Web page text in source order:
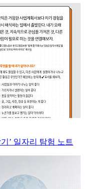
’ 일자리 탐험 노트